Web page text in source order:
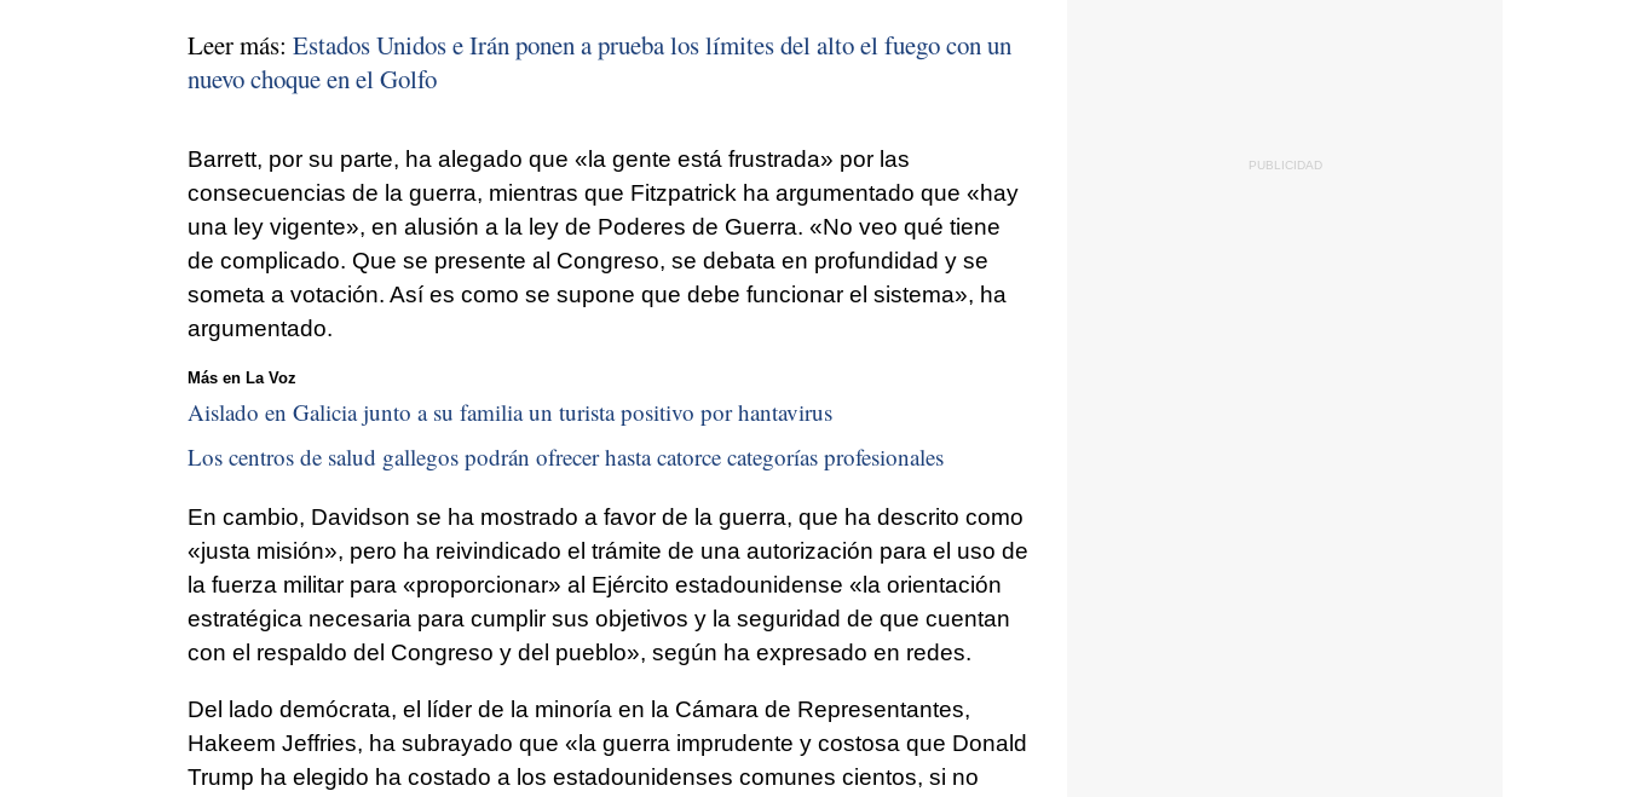
Leer más: Estados Unidos e Irán ponen a prueba los límites del alto el fuego con un
nuevo choque en el Golfo
Barrett, por su parte, ha alegado que «la gente está frustrada» por las
consecuencias de la guerra, mientras que Fitzpatrick ha argumentado que «hay
una ley vigente», en alusión a la ley de Poderes de Guerra. «No veo qué tiene
de complicado. Que se presente al Congreso, se debata en profundidad y se
someta a votación. Así es como se supone que debe funcionar el sistema», ha
argumentado.
Más en La Voz
Aislado en Galicia junto a su familia un turista positivo por hantavirus
Los centros de salud gallegos podrán ofrecer hasta catorce categorías profesionales
En cambio, Davidson se ha mostrado a favor de la guerra, que ha descrito como
«justa misión», pero ha reivindicado el trámite de una autorización para el uso de
la fuerza militar para «proporcionar» al Ejército estadounidense «la orientación
estratégica necesaria para cumplir sus objetivos y la seguridad de que cuentan
con el respaldo del Congreso y del pueblo», según ha expresado en redes.
Del lado demócrata, el líder de la minoría en la Cámara de Representantes,
Hakeem Jeffries, ha subrayado que «la guerra imprudente y costosa que Donald
Trump ha elegido ha costado a los estadounidenses comunes cientos, si no